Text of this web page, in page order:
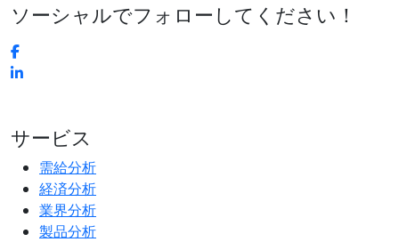
ソーシャルでフォローしてください！
サービス
需給分析
経済分析
業界分析
製品分析